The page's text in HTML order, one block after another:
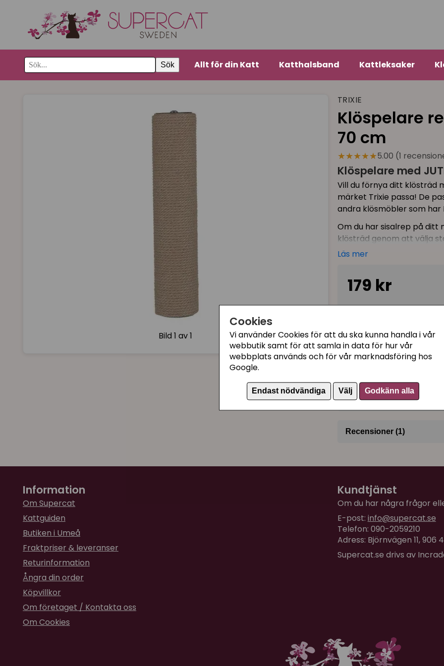
Cookies
Vi använder Cookies för att du ska kunna handla i vår
webbutik samt för att samla in data för hur vår
webbplats används och för vår marknadsföring hos
Google.
Endast nödvändiga Välj Godkänn alla
Sök Allt för din Katt Katthalsband Kattleksaker
Bild1 av 1
TRIXIE
Klöspelare
70 cm
★★★★★5.00 (1
Klöspelare med
Vill du förnya ditt klösträd
märket Trixie passa! De
andra klösmöbler som har
Om du har sisalrep på ditt
klösträd genom att välja
lite mörkare / beige i färgen
Trixie.
på
Klöspelaren är lindad med
Dubbelkolla så att ditt
Valbara storlekar:
40 cm
50 cm
70 cm
Läs mer
179 kr
Kategorier:
Sisalrep, klösrullar &
Trixie och Nobby
Artikelnummer: 44014
Recensioner (1)
för 8 månader sedan
Information
Om Supercat
Kattguiden
Butiken i Umeå
Fraktpriser & leveranser
Returinformation
Ångra din order
Köpvillkor
Om företaget / Kontakta oss
Om Cookies
Kundtjänst
Om du har några frågor
E-post: info@supercat.se
Telefon: 090-2059210
Adress: Björnvägen 11, 906
Supercat.se drivs av